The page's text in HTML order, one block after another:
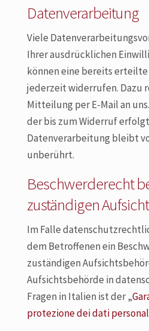
Datenverarbeitung
Viele
Ihrer ausdrücklichen
können eine bereits
jederzeit widerrufen. Dazu
Mitteilung per E-Mail an
der bis zum Widerruf
Datenverarbeitung bleibt
unberührt.
Beschwerderecht
zuständigen
Im Falle
dem Betroffenen ein
zuständigen
Aufsichtsbehörde in
Fragen in Italien ist der „
protezione dei dati